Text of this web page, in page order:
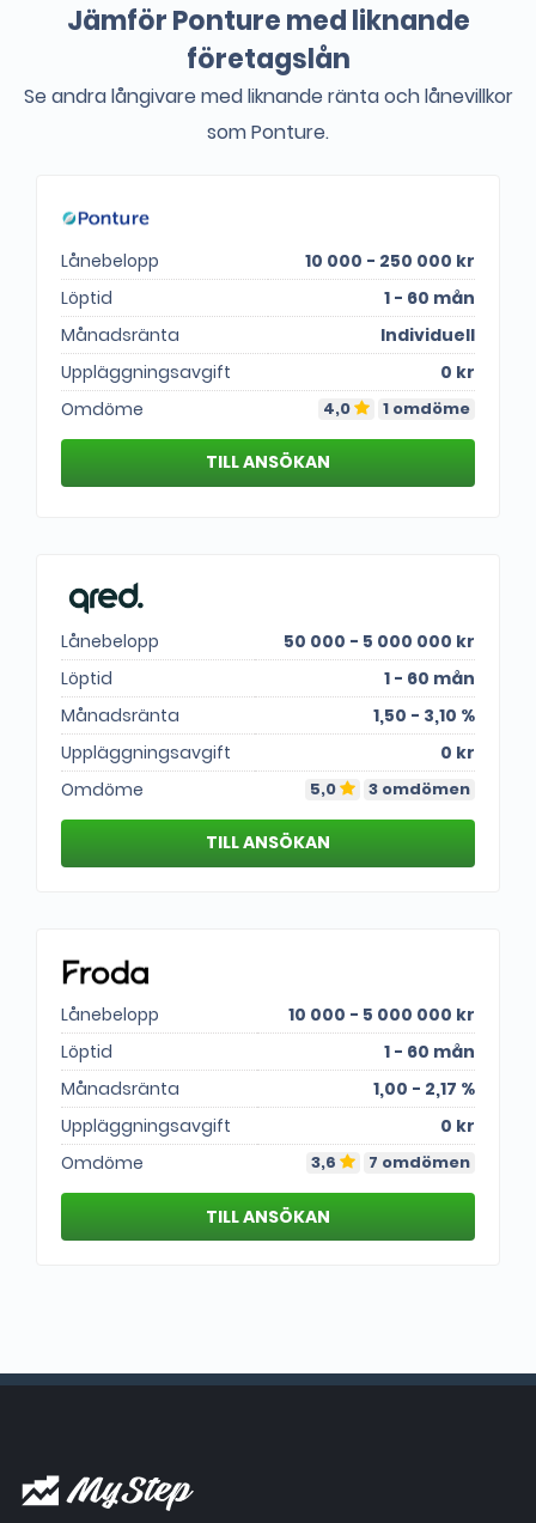
Jämför Ponture med liknande
företagslån
Se andra långivare med liknande ränta och lånevillkor
som Ponture.
Lånebelopp
10 000 - 250 000 kr
Löptid
1 - 60 mån
Månadsränta
Individuell
Uppläggningsavgift
0 kr
Omdöme
4,0 1 omdöme
TILL ANSÖKAN
Lånebelopp
50 000 - 5 000 000 kr
Löptid
1 - 60 mån
Månadsränta
1,50 - 3,10 %
Uppläggningsavgift
0 kr
Omdöme
5,0 3 omdömen
Lånebelopp
10 000 - 5 000 000 kr
Löptid
1 - 60 mån
Månadsränta
1,00 - 2,17 %
Uppläggningsavgift
0 kr
Omdöme
3,6 7 omdömen